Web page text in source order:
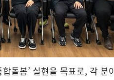
돌봄’ 실현을 목표로, 각 분